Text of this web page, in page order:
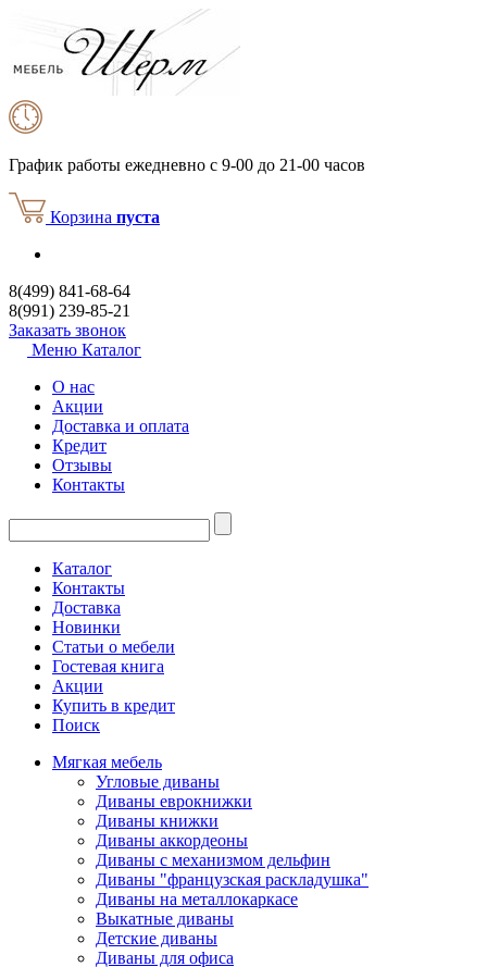
График работы ежедневно с 9-00 до 21-00 часов
Корзина пуста
8(499) 841-68-64
8(991) 239-85-21
Заказать звонок
Меню Каталог
О нас
Акции
Доставка и оплата
Кредит
Отзывы
Контакты
Каталог
Контакты
Доставка
Новинки
Статьи о мебели
Гостевая книга
Акции
Купить в кредит
Поиск
Мягкая мебель
Угловые диваны
Диваны еврокнижки
Диваны книжки
Диваны аккордеоны
Диваны с механизмом дельфин
Диваны "французская раскладушка"
Диваны на металлокаркасе
Выкатные диваны
Детские диваны
Диваны для офиса